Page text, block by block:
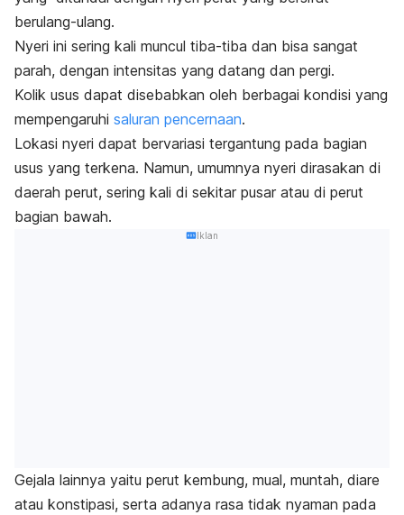
berulang-ulang.
Nyeri ini sering kali muncul tiba-tiba dan bisa sangat
parah, dengan intensitas yang datang dan pergi.
Kolik usus dapat disebabkan oleh berbagai kondisi yang
mempengaruhi saluran pencernaan.
Lokasi nyeri dapat bervariasi tergantung pada bagian
usus yang terkena. Namun, umumnya nyeri dirasakan di
daerah perut, sering kali di sekitar pusar atau di perut
bagian bawah.
Iklan
Gejala lainnya yaitu perut kembung, mual, muntah, diare
atau konstipasi, serta adanya rasa tidak nyaman pada